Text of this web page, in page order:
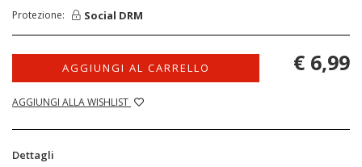
Protezione: Social DRM
AGGIUNGI AL CARRELLO
AGGIUNGI ALLA WISHLIST
€ 6,99
Dettagli